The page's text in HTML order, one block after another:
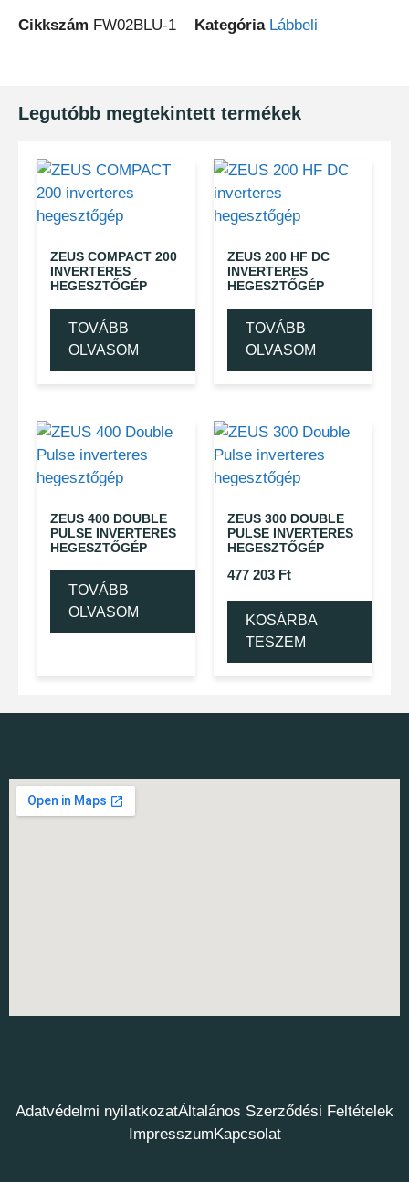
Cikkszám FW02BLU-1 Kategória Lábbeli
Legutóbb megtekintett termékek
ZEUS COMPACT 200
INVERTERES
HEGESZTŐGÉP
TOVÁBB
OLVASOM
ZEUS 200 HF DC
INVERTERES
HEGESZTŐGÉP
TOVÁBB
OLVASOM
ZEUS 400 DOUBLE
PULSE INVERTERES
HEGESZTŐGÉP
TOVÁBB
OLVASOM
ZEUS 300 DOUBLE
PULSE INVERTERES
HEGESZTŐGÉP
477 203 Ft
KOSÁRBA
TESZEM
Adatvédelmi nyilatkozatÁltalános Szerződési Feltételek
ImpresszumKapcsolat